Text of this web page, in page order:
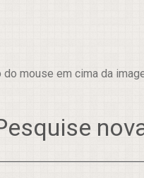
mouse em cima da